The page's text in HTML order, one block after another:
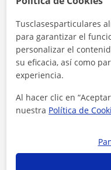
Tarifa
1ª clase gratis
Tusclasesparticulares
para garantizar el
personalizar el
su eficacia, así como
experiencia.
Al hacer clic en
nuestra Política de